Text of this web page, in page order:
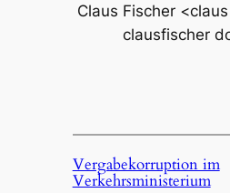
Claus Fischer
clausfischer
Vergabekorruption im
Verkehrsministerium